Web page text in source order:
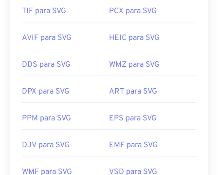
TIF para SVG PCX para SVG
AVIF para SVG HEIC para SVG
DDS para SVG WMZ para SVG
DPX para SVG ART para SVG
PPM para SVG EPS para SVG
DJV para SVG EMF para SVG
WMF para SVG VSD para SVG